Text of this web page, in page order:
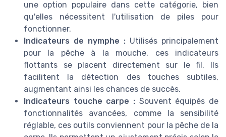
une option populaire dans cette catégorie, bien
qu'elles nécessitent l'utilisation de piles pour
fonctionner.
Indicateurs de nymphe : Utilisés principalement
pour la pêche à la mouche, ces indicateurs
flottants se placent directement sur le fil. Ils
facilitent la détection des touches subtiles,
augmentant ainsi les chances de succès.
Indicateurs touche carpe : Souvent équipés de
fonctionnalités avancées, comme la sensibilité
réglable, ces outils conviennent pour la pêche de la